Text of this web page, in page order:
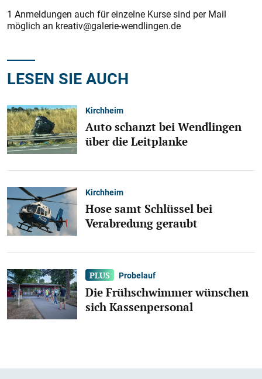
1 Anmeldungen auch für einzelne Kurse sind per Mail
möglich an kreativ@galerie-wendlingen.de
LESEN SIE AUCH
Kirchheim
Auto schanzt bei Wendlingen
über die Leitplanke
Kirchheim
Hose samt Schlüssel bei
Verabredung geraubt
Probelauf
Die Frühschwimmer wünschen
sich Kassenpersonal